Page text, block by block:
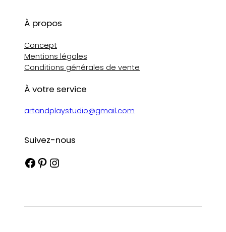
À propos
Concept
Mentions légales
Conditions générales de vente
À votre service
artandplaystudio@gmail.com
Suivez-nous
Facebook Pinterest Instagram